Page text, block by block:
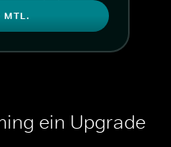
MTL.
ein Upgrade